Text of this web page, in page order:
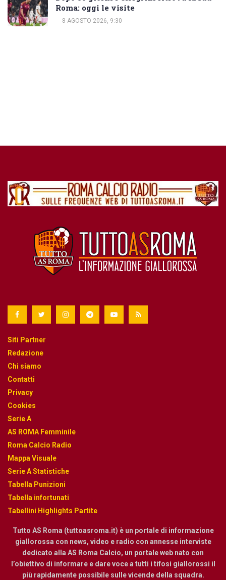
Roma: oggi le visite
8 AGOSTO 2026, 9:30
Siti Partner
Redazione
Chi siamo
Contatti
Privacy
Cookies
Serie A
AS ROMA Femminile
Roma Calcio Radio
Mappa Visuale
Serie A Statistiche
Tabella Punizioni
Tabella infortunati
Tabellini Highlights Partite
Tutto AS Roma (tuttoasroma.it) è un portale di informazione
giallorossa con news, video e radio con annesse interviste
dedicato alla AS Roma Calcio, un portale web nato con
l’obiettivo di informare e dare voce a tutti i tifosi giallorossi il
più rapidamente possibile sulle vicende della squadra.